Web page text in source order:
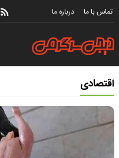
تماس با ما درباره ما
اقتصادی